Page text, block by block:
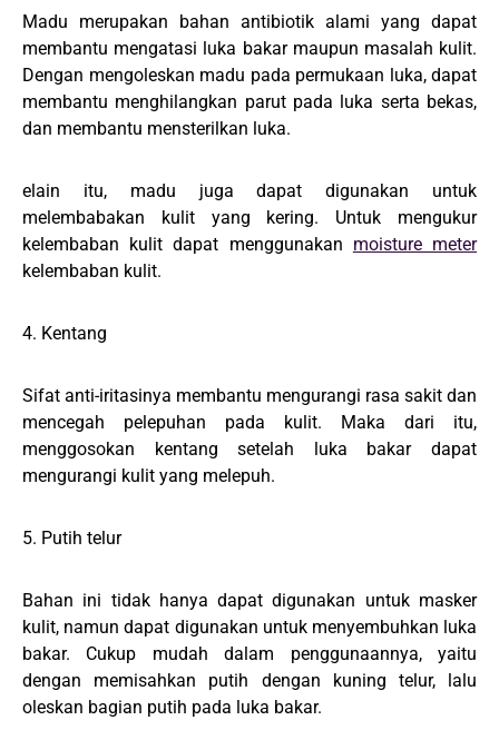
Madu merupakan bahan antibiotik alami yang dapat
membantu mengatasi luka bakar maupun masalah kulit.
Dengan mengoleskan madu pada permukaan luka, dapat
membantu menghilangkan parut pada luka serta bekas,
dan membantu mensterilkan luka.
elain itu, madu juga dapat digunakan untuk
melembabakan kulit yang kering. Untuk mengukur
kelembaban kulit dapat menggunakan moisture meter
kelembaban kulit.
4. Kentang
Sifat anti-iritasinya membantu mengurangi rasa sakit dan
mencegah pelepuhan pada kulit. Maka dari itu,
menggosokan kentang setelah luka bakar dapat
mengurangi kulit yang melepuh.
5. Putih telur
Bahan ini tidak hanya dapat digunakan untuk masker
kulit, namun dapat digunakan untuk menyembuhkan luka
bakar. Cukup mudah dalam penggunaannya, yaitu
dengan memisahkan putih dengan kuning telur, lalu
oleskan bagian putih pada luka bakar.